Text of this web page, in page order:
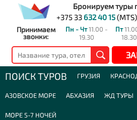
Бронируем туры
+375 33 632 40 15(MTS)
Принимаем
звонки:
Пн - Чт11.00 -
19.30
Пт
18.30
ПОИСК ТУРОВ ГРУЗИЯ
АЗОВСКОЕ МОРЕ АБХАЗИЯ ЖД ТУРЫ
МОРЕ 5-7 НОЧЕЙ